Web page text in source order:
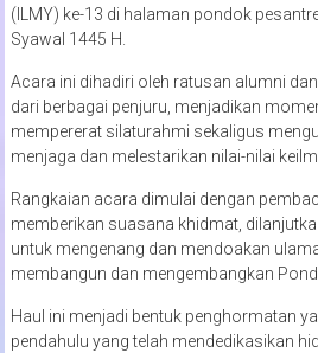
(ILMY) ke-13 di halaman pondok
Syawal 1445 H.
Acara ini dihadiri oleh ratusan alumni
dari berbagai penjuru, menjadikan
mempererat silaturahmi sekaligus
menjaga dan melestarikan nilai-nilai
Rangkaian acara dimulai dengan
memberikan suasana khidmat,
untuk mengenang dan mendoakan
membangun dan mengembangkan
Haul ini menjadi bentuk penghormatan
pendahulu yang telah mendedikasikan